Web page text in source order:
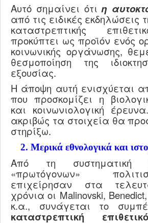
Αυτό σημαίνει ότιη
από τις ειδικές εκδηλώσεις
καταστρεπτικής
προκύπτει ως προϊόν ενός
κοινωνικής οργάνωσης,
θεσμοποίηση της
εξουσίας.
Η άποψη αυτή ενισχύεται
που προσκομίζει η
και κοινωνιολογική
ακριβώς τα στοιχεία θα
στηρίξω.
2. Μερικά εθνολογικά και
Από τη συστηματική
«πρωτόγονων»
επιχείρησαν στα
χρόνια οι Malinovski, Benedict,
κ.α., συνάγεται το
καταστρεπτική